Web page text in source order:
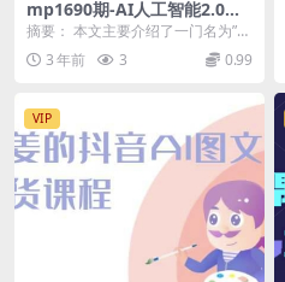
mp1690期-AI人工智能2.0：
每个人的人工智能课：从现在
开始学习AI 拥抱未来 拥抱AI
(“AI人工智能2.0每个人的人工
掌握AI思维)
摘要： 本文主要介绍了一门名为”AI
人工智能2.0：每个人的人工智能...
3 年前 3 0.99
VIP